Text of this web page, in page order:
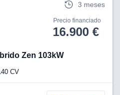
3 meses
Precio financiado
16.900 €
Zen 103kW
CV